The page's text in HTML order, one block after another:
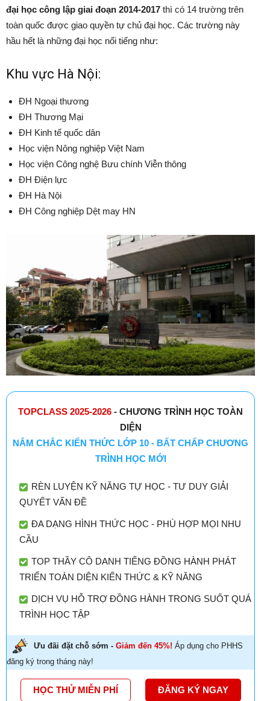
đại học công lập giai đoạn 2014-2017 thì có 14 trường trên
toàn quốc được giao quyền tự chủ đại học. Các trường này
hầu hết là những đại học nổi tiếng như:
Khu vực Hà Nội:
ĐH Ngoại thương
ĐH Thương Mại
ĐH Kinh tế quốc dân
Học viện Nông nghiệp Việt Nam
Học viện Công nghệ Bưu chính Viễn thông
ĐH Điện lực
ĐH Hà Nội
ĐH Công nghiệp Dệt may HN
TOPCLASS 2025-2026 - CHƯƠNG TRÌNH HỌC TOÀN
DIỆN
NẮM CHẮC KIẾN THỨC LỚP 10 - BẤT CHẤP CHƯƠNG
TRÌNH HỌC MỚI
RÈN LUYỆN KỸ NĂNG TỰ HỌC - TƯ DUY GIẢI
QUYẾT VẤN ĐỀ
ĐA DẠNG HÌNH THỨC HỌC - PHÙ HỢP MỌI NHU
CẦU
TOP THẦY CÔ DANH TIẾNG ĐỒNG HÀNH PHÁT
TRIỂN TOÀN DIỆN KIẾN THỨC & KỸ NĂNG
DỊCH VỤ HỖ TRỢ ĐỒNG HÀNH TRONG SUỐT QUÁ
TRÌNH HỌC TẬP
Ưu đãi đặt chỗ sớm - Giảm đến 45%! Áp dụng cho PHHS
đăng ký trong tháng này!
HỌC THỬ MIỄN PHÍ ĐĂNG KÝ NGAY